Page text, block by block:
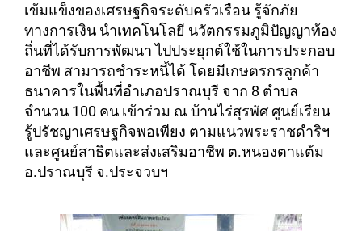
เข้มแข็งของเศรษฐกิจระดับครัวเรือน รู้จักภัย
ทางการเงิน นำเทคโนโลยี นวัตกรรมภูมิปัญญาท้อง
ถิ่นที่ได้รับการพัฒนา ไปประยุกต์ใช้ในการประกอบ
อาชีพ สามารถชำระหนี้ได้ โดยมีเกษตรกรลูกค้า
ธนาคารในพื้นที่อำเภอปราณบุรี จาก 8 ตำบล
จำนวน 100 คน เข้าร่วม ณ บ้านไร่สุรพัศ ศูนย์เรียน
รู้ปรัชญาเศรษฐกิจพอเพียง ตามแนวพระราชดำริฯ
และศูนย์สาธิตและส่งเสริมอาชีพ ต.หนองตาแต้ม
อ.ปราณบุรี จ.ประจวบฯ